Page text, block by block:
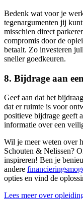
Bedenk wat voor je
tegenargumenten jij
misschien direct
compromis door de
betaalt. Zo investeren
sneller goedkeuren.
8. Bijdrage aan
Geef aan dat het
dat er ruimte is voor
positieve bijdrage geeft
informatie over een
Wil je meer weten over
Schouten & Nelissen?
inspireren! Ben je
andere
opties en vind de
Lees meer over